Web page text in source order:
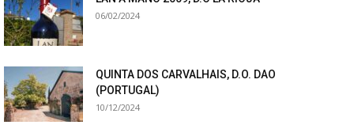
06/02/2024
QUINTA DOS CARVALHAIS, D.O. DAO
(PORTUGAL)
10/12/2024